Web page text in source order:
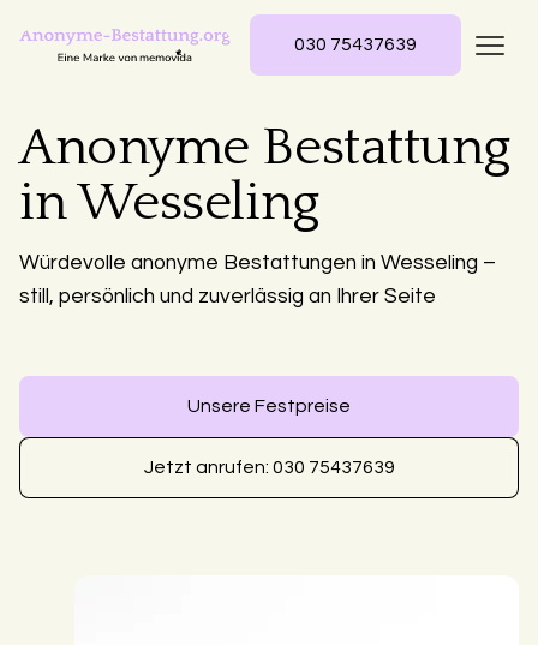
030 75437639
Anonyme Bestattung
in Wesseling
Würdevolle anonyme Bestattungen in Wesseling –
still, persönlich und zuverlässig an Ihrer Seite
Unsere Festpreise
Jetzt anrufen: 030 75437639